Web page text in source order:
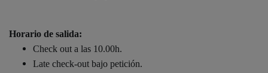
Horario de salida:
Check out a las 10.00h.
Late check-out bajo petición.